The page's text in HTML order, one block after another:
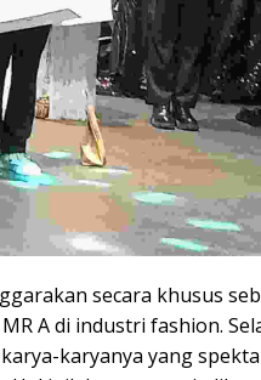
secara khusus
A di industri fashion.
karyanya yang